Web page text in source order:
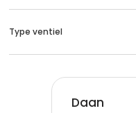
Type ventiel